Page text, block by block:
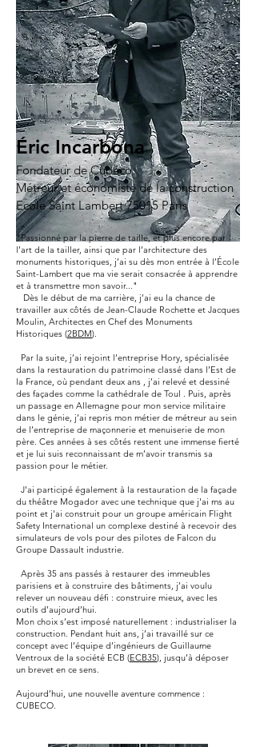
Éric Incarbona
Fondateur de Cubéco
Métreur et économiste de la construction
Ecole Saint Lambert 75015 Paris
"Passionné par la pierre de taille, et plus encore par
l’art de la tailler, ainsi que par l’architecture des
monuments historiques, j’ai su dès mon entrée à l’École
Saint-Lambert que ma vie serait consacrée à apprendre
et à transmettre mon savoir..."
Dès le début de ma carrière, j’ai eu la chance de
travailler aux côtés de Jean-Claude Rochette et Jacques
Moulin, Architectes en Chef des Monuments
Historiques (2BDM).
Par la suite, j’ai rejoint l’entreprise Hory, spécialisée
dans la restauration du patrimoine classé dans l’Est de
la France, où pendant deux ans , j’ai relevé et dessiné
des façades comme la cathédrale de Toul . Puis, après
un passage en Allemagne pour mon service militaire
dans le génie, j’ai repris mon métier de métreur au sein
de l’entreprise de maçonnerie et menuiserie de mon
père. Ces années à ses côtés restent une immense fierté
et je lui suis reconnaissant de m’avoir transmis sa
passion pour le métier.
J'ai participé également à la restauration de la façade
du théâtre Mogador avec une technique que j'ai ms au
point et j'ai construit pour un groupe américain Flight
Safety International un complexe destiné à recevoir des
simulateurs de vols pour des pilotes de Falcon du
Groupe Dassault industrie.
Après 35 ans passés à restaurer des immeubles
parisiens et à construire des bâtiments, j’ai voulu
relever un nouveau défi : construire mieux, avec les
outils d’aujourd’hui.
Mon choix s’est imposé naturellement : industrialiser la
construction. Pendant huit ans, j’ai travaillé sur ce
concept avec l’équipe d’ingénieurs de Guillaume
Ventroux de la société ECB (ECB35), jusqu’à déposer
un brevet en ce sens.
Aujourd’hui, une nouvelle aventure commence :
CUBECO.